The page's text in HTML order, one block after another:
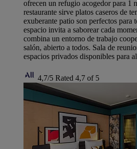
ofrecen un refugio acogedor para 1
restaurante sirve platos caseros de
exuberante patio son perfectos para
espacio invita a saborear cada
combina un entorno de trabajo
salón, abierto a todos. Sala de
espacios privados disponibles para
4,7/5 Rated 4,7 of 5